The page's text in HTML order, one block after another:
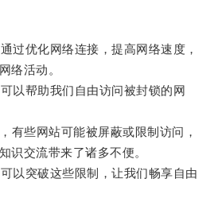
优化网络连接，提高网络速度，
络活动。
帮助我们自由访问被封锁的网
些网站可能被屏蔽或限制访问，
识交流带来了诸多不便。
突破这些限制，让我们畅享自由